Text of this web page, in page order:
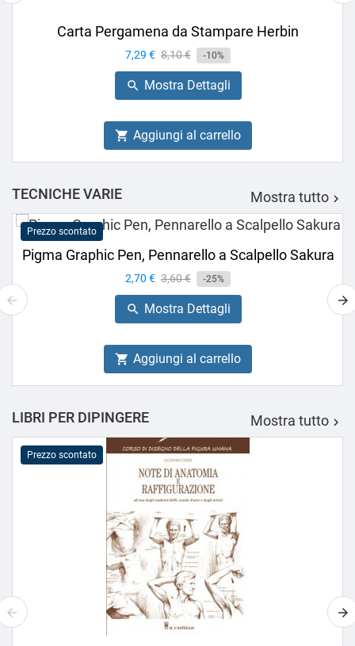
Carta Pergamena da Stampare Herbin
Prezzo
7,29 € Prezzo
base
8,10 € -10%
 Mostra Dettagli
 Aggiungi al carrello
TECNICHE VARIE Mostra tutto 
Prezzo scontato
Pigma Graphic Pen, Pennarello a Scalpello Sakura
Prezzo
2,70 € Prezzo
base
3,60 € -25%
 Mostra Dettagli
 Aggiungi al carrello
LIBRI PER DIPINGERE Mostra tutto 
Prezzo scontato